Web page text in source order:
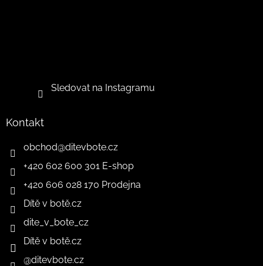
Sledovat na Instagramu
Kontakt
obchod@ditevbote.cz
+420 602 600 301 E-shop
+420 606 028 170 Prodejna
Dítě v botě.cz
dite_v_bote_cz
Dítě v botě.cz
@ditevbote.cz